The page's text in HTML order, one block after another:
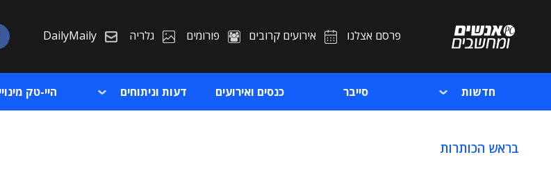
פרסם אצלנו אירועים קרובים פורומים גלריה DailyMaily
חדשות סייבר כנסים ואירועים דעות וניתוחים היי-טק
בראש הכותרות